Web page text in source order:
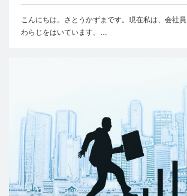
こんにちは。さとうかずまです。現在私は、会社
わらじをはいています。…